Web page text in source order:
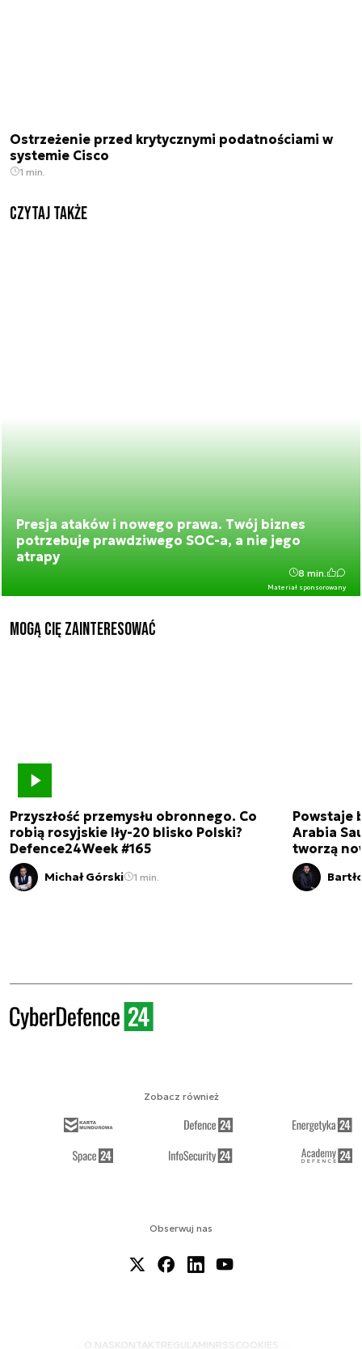
Ostrzeżenie przed krytycznymi podatnościami w
systemie Cisco
1 min.
Czytaj także
Presja ataków i nowego prawa. Twój biznes
potrzebuje prawdziwego SOC-a, a nie jego
atrapy
Materiał sponsorowany
8 min.
Mogą Cię zainteresować
Przyszłość przemysłu obronnego. Co
robią rosyjskie Iły-20 blisko Polski?
Defence24Week #165
Michał Górski 1 min.
Powstaje
Arabia
tworzą
Obserwuj nas
O NAS KONTAKTREGULAMINRSS COOKIES
Zobacz również